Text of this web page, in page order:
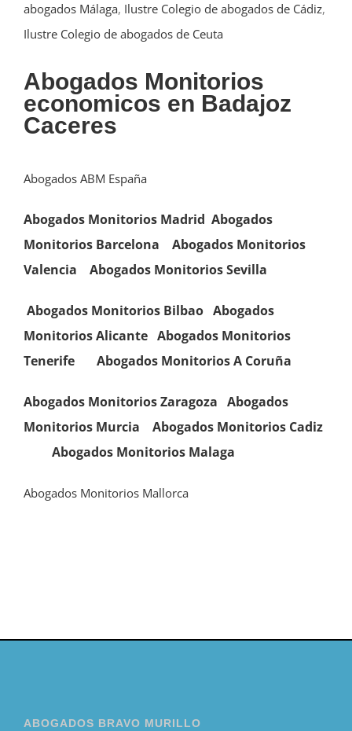
abogados Málaga, Ilustre Colegio de abogados de Cádiz,
Ilustre Colegio de abogados de Ceuta
Abogados Monitorios
economicos en Badajoz
Caceres
Abogados ABM España
Abogados Monitorios Madrid Abogados
Monitorios Barcelona
Abogados Monitorios
Valencia
Abogados MonitoriosSevilla
Abogados Monitorios Bilbao Abogados
Monitorios Alicante Abogados Monitorios
Tenerife
Abogados Monitorios A Coruña
Abogados Monitorios Zaragoza Abogados
MonitoriosMurcia Abogados MonitoriosCadiz
Abogados Monitorios Malaga
Abogados Monitorios Mallorca
ABOGADOS BRAVO MURILLO